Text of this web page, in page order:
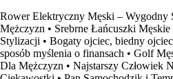
Rower Elektryczny Męski – Wygodny
Mężczyzn • Srebrne Łańcuszki
Stylizacji • Bogaty ojciec, biedny
sposób myślenia o finansach • Golf
Dla Mężczyzn • Najstarszy Człowiek